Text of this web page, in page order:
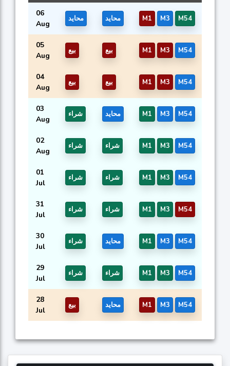
06
Aug
محايد محايد M1 M3 M54
05
Aug
بيع بيع M1 M3 M54
04
Aug
بيع بيع M1 M3 M54
03
Aug
شراء محايد M1 M3 M54
02
Aug
شراء شراء M1 M3 M54
01
Jul
شراء شراء M1 M3 M54
31
Jul
شراء شراء M1 M3 M54
30
Jul
شراء محايد M1 M3 M54
29
Jul
شراء شراء M1 M3 M54
28
Jul
بيع محايد M1 M3 M54